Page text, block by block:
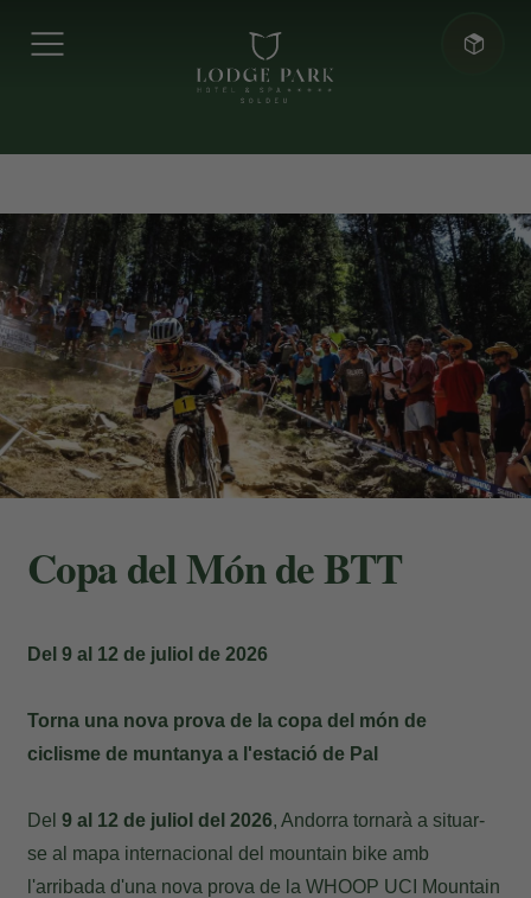
Copa del Món de BTT
Del 9 al 12 de juliol de 2026
Torna una nova prova de la copa del món de
ciclisme de muntanya a l'estació de Pal
Del 9 al 12 de juliol del 2026, Andorra tornarà a situar-
se al mapa internacional del mountain bike amb
l'arribada d'una nova prova de la WHOOP UCI Mountain